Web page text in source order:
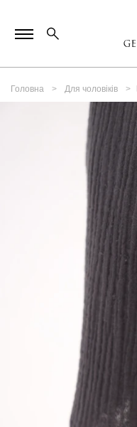
Головна Для чоловіків